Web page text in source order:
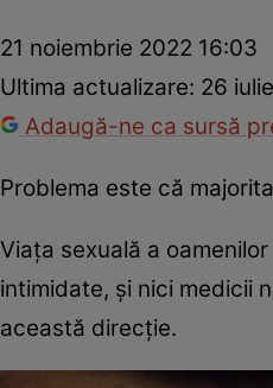
21 noiembrie 2022 16:03
Ultima actualizare: 26
Adaugă-ne ca sursă
Problema este că
Viața sexuală a
intimidate, și nici medicii
această direcție.